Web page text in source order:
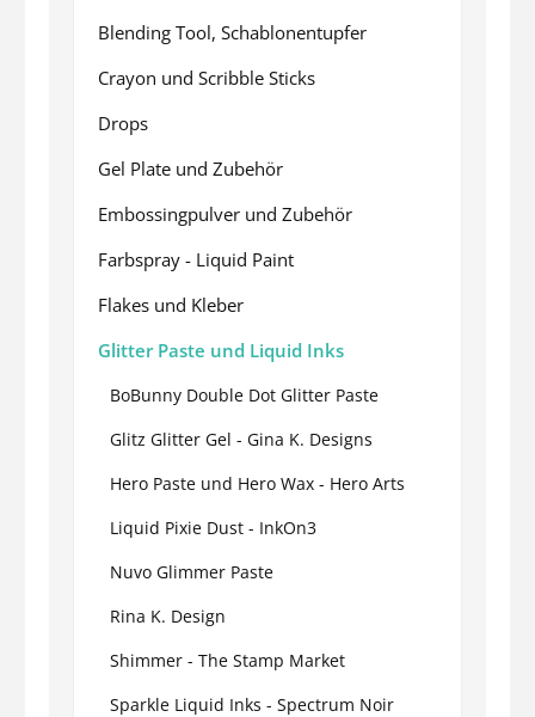
Blending Tool, Schablonentupfer
Crayon und Scribble Sticks
Drops
Gel Plate und Zubehör
Embossingpulver und Zubehör
Farbspray - Liquid Paint
Flakes und Kleber
Glitter Paste und Liquid Inks
BoBunny Double Dot Glitter Paste
Glitz Glitter Gel - Gina K. Designs
Hero Paste und Hero Wax - Hero Arts
Liquid Pixie Dust - InkOn3
Nuvo Glimmer Paste
Rina K. Design
Shimmer - The Stamp Market
Sparkle Liquid Inks - Spectrum Noir